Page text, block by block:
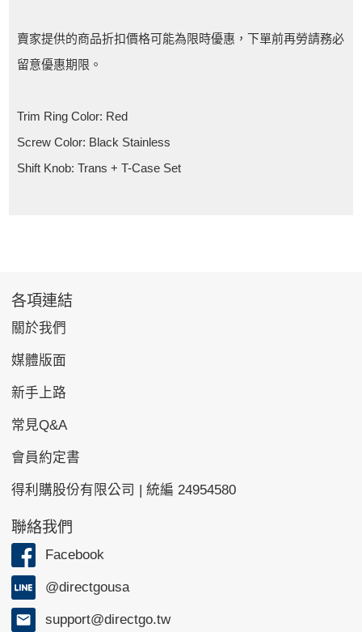
賣家提供的商品折扣價格可能為限時優惠，下單前再勞請務必
留意優惠期限。
Trim Ring Color: Red
Screw Color: Black Stainless
Shift Knob: Trans + T-Case Set
各項連結
關於我們
媒體版面
新手上路
常見Q&A
會員約定書
得利購股份有限公司 | 統編 24954580
聯絡我們
Facebook
@directgousa
support@directgo.tw